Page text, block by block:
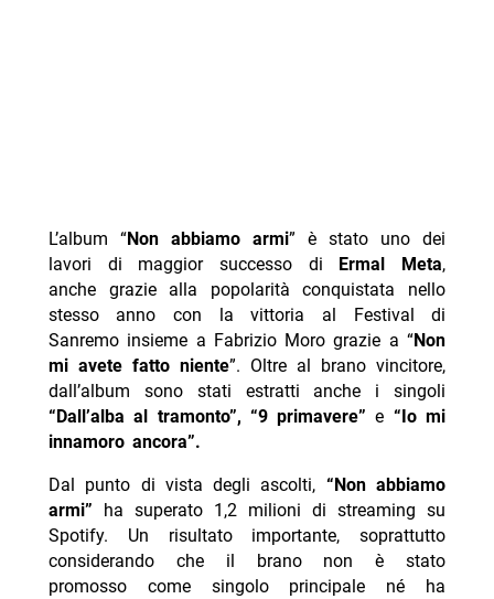
L’album “Non abbiamo armi” è stato uno dei
lavori di maggior successo di
Ermal Meta,
anche grazie alla popolarità conquistata nello
stesso anno con la vittoria al Festival di
Sanremo insieme a Fabrizio Moro grazie a “Non
mi avete fatto niente”. Oltre al brano vincitore,
dall’album sono stati estratti anche i singoli
“Dall’alba al tramonto”, “9 primavere” e “Io mi
innamoro ancora”.
Dal punto di vista degli ascolti, “Non abbiamo
armi”
ha superato 1,2 milioni di streaming su
Spotify. Un risultato importante, soprattutto
considerando che il brano non è stato
promosso come singolo principale né ha